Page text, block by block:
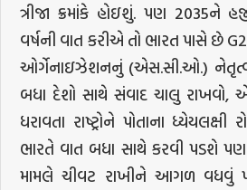
ત્રીજા ક્રમાંકે હોઇશું. પણ 2035ને
વર્ષની વાત કરીએ તો ભારત પાસે છે
ઓર્ગેનાઇઝેશનનું (એસ.સી.ઓ.)
બધા દેશો સાથે સંવાદ ચાલુ રાખવો,
ધરાવતા રાષ્ટ્રોને પોતાના ધ્યેયલક્ષી
ભારતે વાત બધા સાથે કરવી પડશે
મામલે ચીવટ રાખીને આગળ વધવું